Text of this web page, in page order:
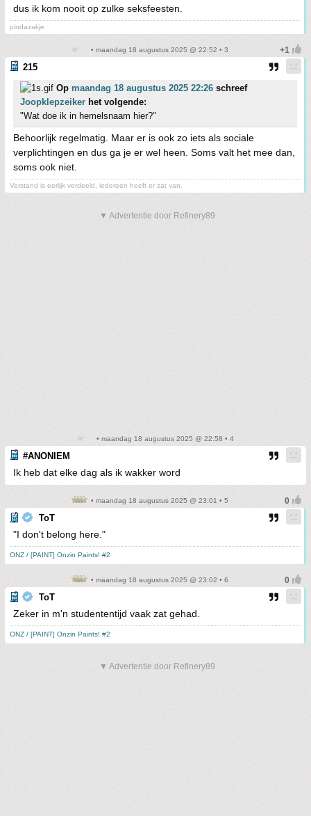
dus ik kom nooit op zulke seksfeesten.
pindazakje
• maandag 18 augustus 2025 @ 22:52 • 3
215
Op maandag 18 augustus 2025 22:26 schreef
Joopklepzeiker het volgende:
"Wat doe ik in hemelsnaam hier?"
Behoorlijk regelmatig. Maar er is ook zo iets als sociale
verplichtingen en dus ga je er wel heen. Soms valt het mee dan,
soms ook niet.
Verstand is eerlijk verdeeld, iedereen heeft er zat van.
▼ Advertentie door Refinery89
• maandag 18 augustus 2025 @ 22:58 • 4
#ANONIEM
Ik heb dat elke dag als ik wakker word
• maandag 18 augustus 2025 @ 23:01 • 5
ToT
"I don't belong here."
ONZ / [PAINT] Onzin Paints! #2
• maandag 18 augustus 2025 @ 23:02 • 6
ToT
Zeker in m'n studententijd vaak zat gehad.
ONZ / [PAINT] Onzin Paints! #2
▼ Advertentie door Refinery89